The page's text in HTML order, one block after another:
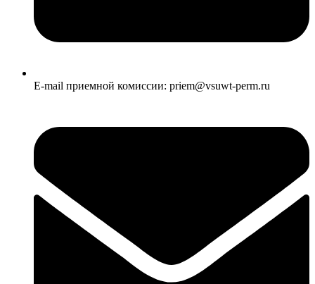
E-mail приемной комиссии: priem@vsuwt-perm.ru